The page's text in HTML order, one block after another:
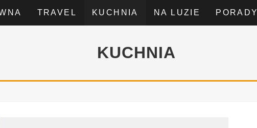
TRAVEL KUCHNIA NA LUZIE PORADY
KUCHNIA